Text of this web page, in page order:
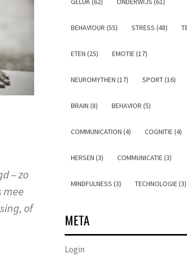
– zo
mee
of
BEHAVIOUR (55) STRESS (48)
ETEN (25) EMOTIE (17)
NEUROMYTHEN (17) SPORT (16)
BRAIN (8) BEHAVIOR (5)
COMMUNICATION (4) COGNITIE (4)
HERSEN (3) COMMUNICATIE (3)
MINDFULNESS (3) TECHNOLOGIE (3)
META
Login